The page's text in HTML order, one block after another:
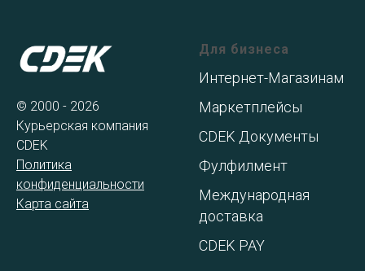
© 2000 - 2026
Курьерская компания
CDEK
Политика
конфиденциальности
Карта сайта
Для бизнеса
Интернет-Магазинам
Маркетплейсы
CDEK Документы
Фулфилмент
Международная
доставка
CDEK PAY